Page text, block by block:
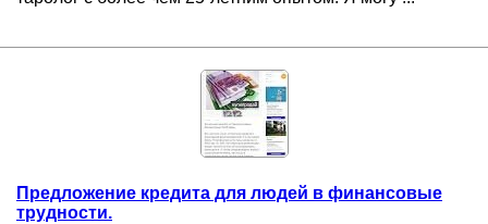
Предложение кредита для людей в финансовые
трудности.